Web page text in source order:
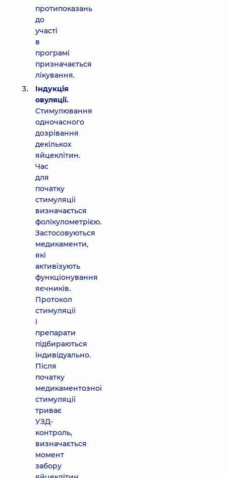
протипоказань
до
участі
в
програмі
призначається
лікування.
Індукція
овуляції.
Стимулювання
одночасного
дозрівання
декількох
яйцеклітин.
Час
для
початку
стимуляції
визначається
фолікулометрією.
Застосовуються
медикаменти,
які
активізують
функціонування
яєчників.
Протокол
стимуляції
і
препарати
підбираються
індивідуально.
Після
початку
медикаментозної
стимуляції
триває
УЗД-
контроль,
визначається
момент
забору